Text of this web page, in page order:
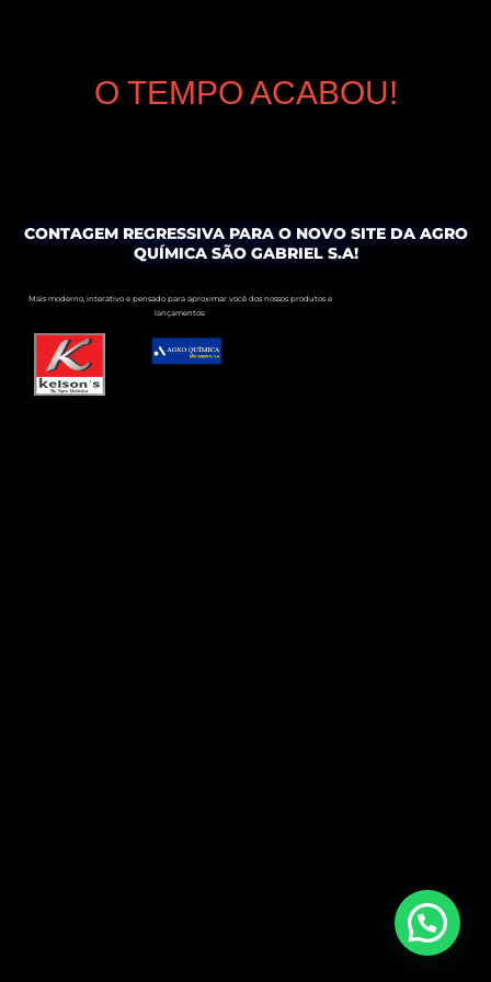
O TEMPO ACABOU!
CONTAGEM REGRESSIVA PARA O NOVO SITE DA AGRO
QUÍMICA SÃO GABRIEL S.A!
Mais moderno, interativo e pensado para aproximar você dos nossos produtos e
lançamentos.